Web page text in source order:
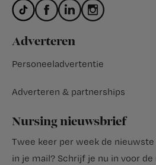
Adverteren
Personeeladvertentie
Adverteren & partnerships
Nursing nieuwsbrief
Twee keer per week de
in je mail? Schrijf je nu in voor